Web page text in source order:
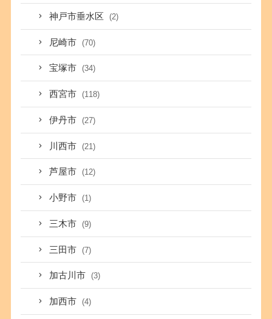
神戸市垂水区 (2)
尼崎市 (70)
宝塚市 (34)
西宮市 (118)
伊丹市 (27)
川西市 (21)
芦屋市 (12)
小野市 (1)
三木市 (9)
三田市 (7)
加古川市 (3)
加西市 (4)